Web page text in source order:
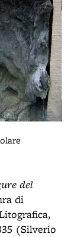
del
di
(Silverio